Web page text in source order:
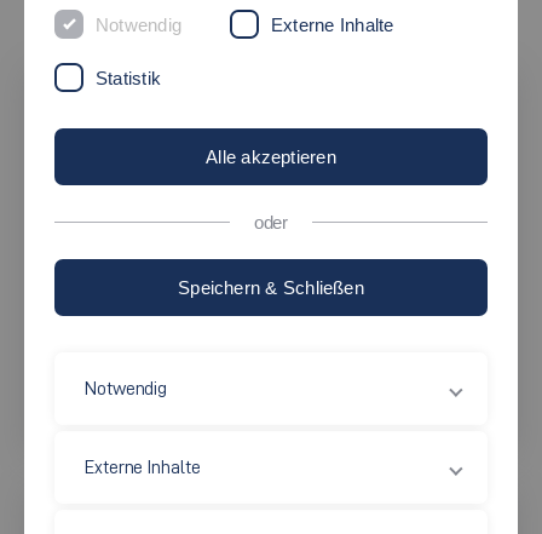
vor, während und nach Ihrem Studium
Persönliche Fragen? Zur Studienberatung
Notwendig Externe Inhalte
Statistik
Alle akzeptieren
oder
Speichern & Schließen
Notwendig
Externe Inhalte